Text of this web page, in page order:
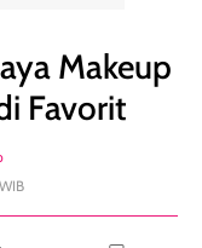
Makeup
Favorit